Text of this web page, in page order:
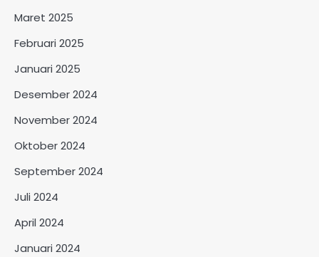
Maret 2025
Februari 2025
Januari 2025
Desember 2024
November 2024
Oktober 2024
September 2024
Juli 2024
April 2024
Januari 2024